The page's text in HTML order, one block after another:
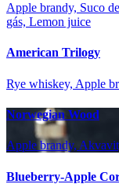
Apple brandy, Suco
gás, Lemon juice
American Trilogy
Rye whiskey, Apple
Norwegian Wood
Apple brandy,
Blueberry-Apple